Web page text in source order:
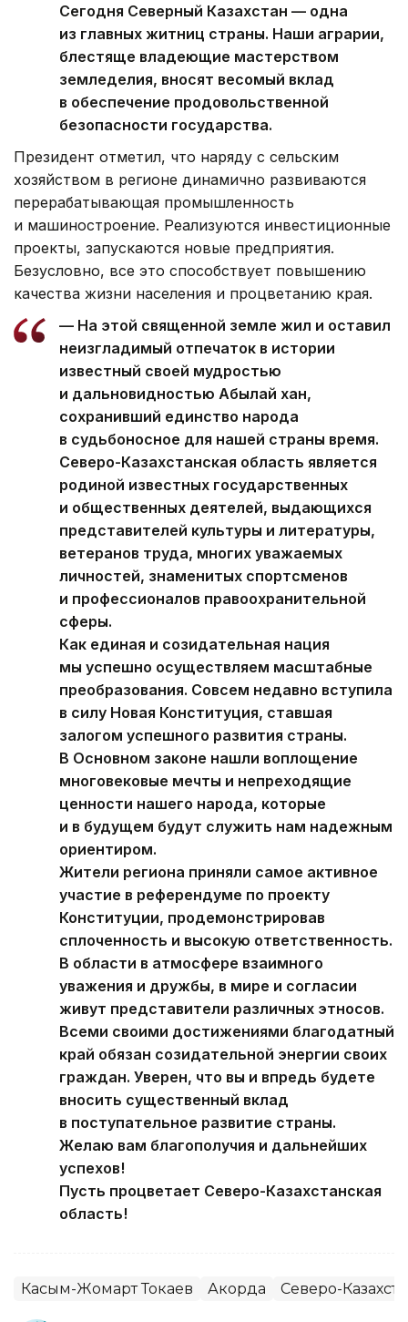
Сегодня Северный Казахстан — одна
из главных житниц страны. Наши аграрии,
блестяще владеющие мастерством
земледелия, вносят весомый вклад
в обеспечение продовольственной
безопасности государства.
Президент отметил, что наряду с сельским
хозяйством в регионе динамично развиваются
перерабатывающая промышленность
и машиностроение. Реализуются инвестиционные
проекты, запускаются новые предприятия.
Безусловно, все это способствует повышению
качества жизни населения и процветанию края.
— На этой священной земле жил и оставил
неизгладимый отпечаток в истории
известный своей мудростью
и дальновидностью Абылай хан,
сохранивший единство народа
в судьбоносное для нашей страны время.
Северо-Казахстанская область является
родиной известных государственных
и общественных деятелей, выдающихся
представителей культуры и литературы,
ветеранов труда, многих уважаемых
личностей, знаменитых спортсменов
и профессионалов правоохранительной
сферы.
Как единая и созидательная нация
мы успешно осуществляем масштабные
преобразования. Совсем недавно вступила
в силу Новая Конституция, ставшая
залогом успешного развития страны.
В Основном законе нашли воплощение
многовековые мечты и непреходящие
ценности нашего народа, которые
и в будущем будут служить нам надежным
ориентиром.
Жители региона приняли самое активное
участие в референдуме по проекту
Конституции, продемонстрировав
сплоченность и высокую ответственность.
В области в атмосфере взаимного
уважения и дружбы, в мире и согласии
живут представители различных этносов.
Всеми своими достижениями благодатный
край обязан созидательной энергии своих
граждан. Уверен, что вы и впредь будете
вносить существенный вклад
в поступательное развитие страны.
Желаю вам благополучия и дальнейших
успехов!
Пусть процветает Северо-Казахстанская
область!
Касым-Жомарт Токаев Акорда Северо-